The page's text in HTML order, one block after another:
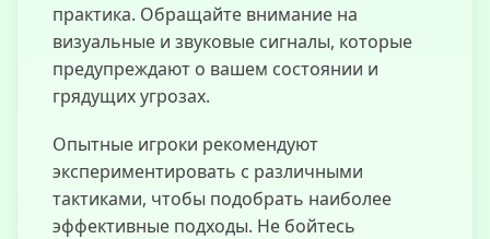
практика. Обращайте внимание на
визуальные и звуковые сигналы, которые
предупреждают о вашем состоянии и
грядущих угрозах.
Опытные игроки рекомендуют
экспериментировать с различными
тактиками, чтобы подобрать наиболее
эффективные подходы. Не бойтесь